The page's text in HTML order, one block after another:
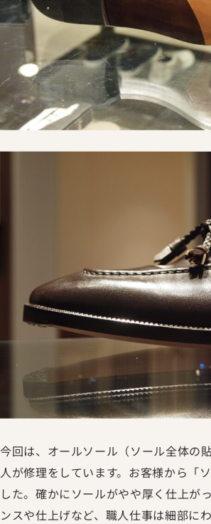
今回は、オールソール（ソール全体の
人が修理をしています。お客様から「
した。確かにソールがやや厚く仕上が
ンスや仕上げなど、職人仕事は細部に